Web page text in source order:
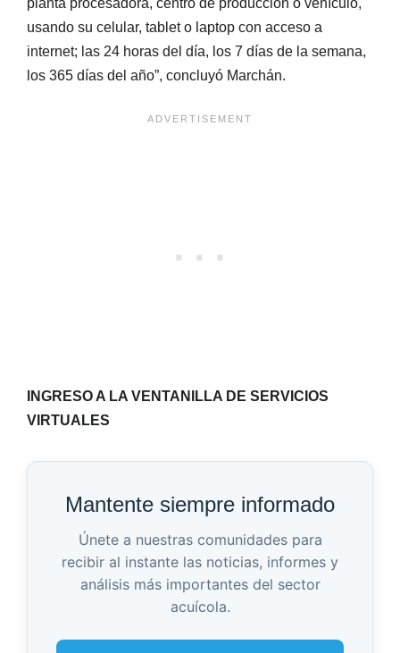
usando su celular, tablet o laptop con acceso a
internet; las 24 horas del día, los 7 días de la semana,
los 365 días del año”, concluyó Marchán.
INGRESO A LA VENTANILLA DE SERVICIOS
VIRTUALES
Mantente siempre informado
Únete a nuestras comunidades para
recibir al instante las noticias, informes y
análisis más importantes del sector
acuícola.